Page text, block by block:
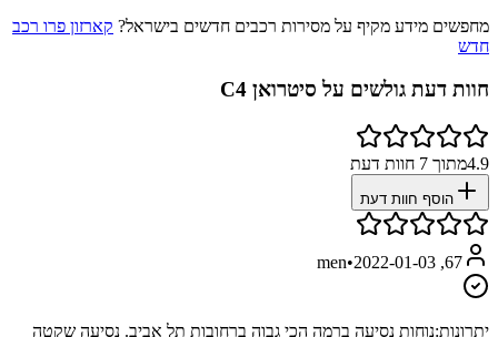
מחפשים מידע מקיף על מסירות רכבים חדשים בישראל? קארזון פרו רכב
חדש
חוות דעת גולשים על סיטרואן C4
4.9מתוך 7 חוות דעת
הוסף חוות דעת
67, men
•2022-01-03
יתרונות:נוחות נסיעה ברמה הכי גבוה ברחובות תל אביב. נסיעה שקטה